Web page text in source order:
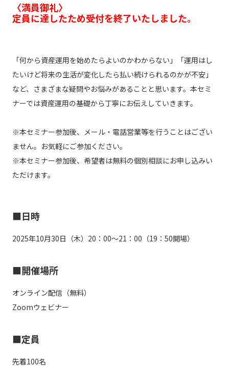
〈満員御礼〉
定員に達したため受付を終了いたしました。
「何から資産運用を始めたらよいのかわからない」「運用はし
たいけど将来の生活が変化したら払い続けられるのかが不安」
など、さまざまな疑問やお悩みがあることと思います。本セミ
ナーでは資産運用の基礎から丁寧にお伝えしていきます。
※本セミナー参加後、メール・電話営業等を行うことはござい
ません。お気軽にご参加ください。
※本セミナー参加後、希望者は無料の個別相談にお申し込みい
ただけます。
■日時
2025年10月30日（木）20：00～21：00（19：50開場）
■開催場所
オンライン配信（無料）
Zoomウェビナー
■定員
先着100名